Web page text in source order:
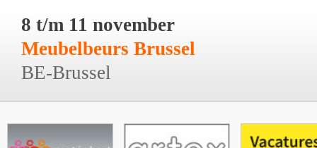
8 t/m 11 november
Meubelbeurs Brussel
BE-Brussel